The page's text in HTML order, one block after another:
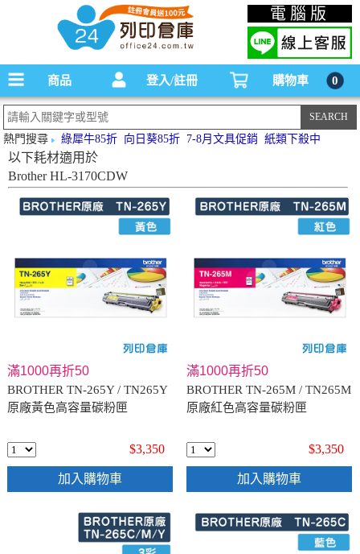
碳粉匣，墨水匣,原廠碳粉匣，副廠碳粉匣，環保碳粉匣,連續供墨印表機-office24列印
倉庫線上購物手機版
電腦版
商品 登入/註冊 購物車 0
熱門搜尋 綠犀牛85折 向日葵85折 7-8月文具促銷 紙類下殺中
以下耗材適用於
Brother HL-3170CDW
滿1000再折50
BROTHER TN-265Y / TN265Y
原廠黃色高容量碳粉匣
$3,350
加入購物車
滿1000再折50
BROTHER TN-265M / TN265M
原廠紅色高容量碳粉匣
$3,350
加入購物車